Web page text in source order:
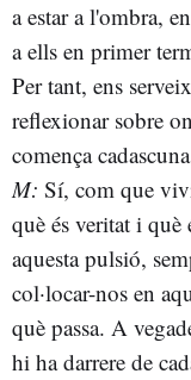
a estar a l'ombra,
a ells en primer
Per tant, ens
reflexionar sobre
comença
M: Sí, com que
què és veritat i què
aquesta pulsió,
col·locar-nos en
què passa. A
hi ha darrere de